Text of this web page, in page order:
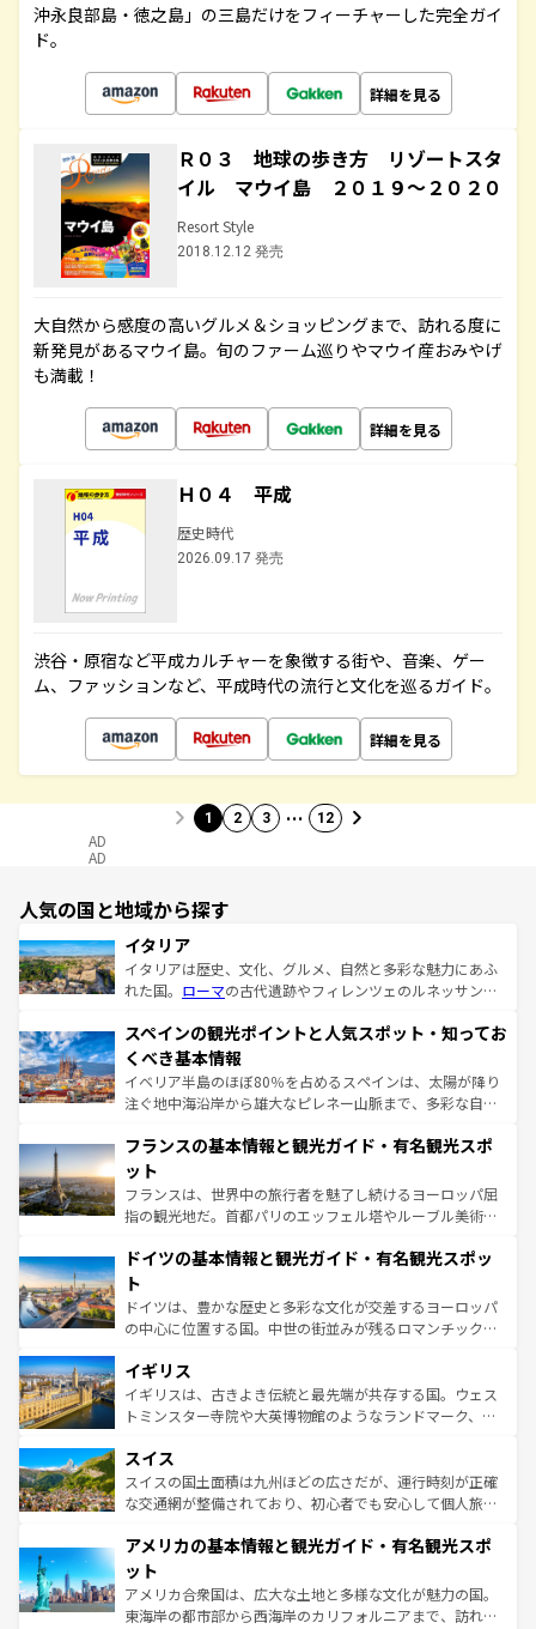
沖永良部島・徳之島」の三島だけをフィーチャーした完全ガイ
ド。
詳細を見る
Ｒ０３ 地球の歩き方 リゾートスタ
イル マウイ島 ２０１９～２０２０
Resort Style
2018.12.12 発売
大自然から感度の高いグルメ＆ショッピングまで、訪れる度に
新発見があるマウイ島。旬のファーム巡りやマウイ産おみやげ
も満載！
詳細を見る
Ｈ０４ 平成
歴史時代
2026.09.17 発売
渋谷・原宿など平成カルチャーを象徴する街や、音楽、ゲー
ム、ファッションなど、平成時代の流行と文化を巡るガイド。
詳細を見る
1 2 3 … 12
AD
AD
人気の国と地域から探す
イタリア
イタリアは歴史、文化、グルメ、自然と多彩な魅力にあふ
れた国。 ローマの古代遺跡やフィレンツェのルネッサンス
ろん、トスカーナの美しい田園風景やアマルフィ海岸の絶
景など、自然景観も見逃せない。観光の合間には、本場の
ピザやパスタなど、絶品のイタリア料理を堪能することも
できる。朝目覚めてから夜眠るまで、すべての瞬間を楽し
なお、新着のイタリア情報はコンテンツ一覧を参照してほ
しい。
スペインの観光ポイントと人気スポット・知ってお
くべき基本情報
イベリア半島のほぼ80％を占めるスペインは、太陽が降り
注ぐ地中海沿岸から雄大なピレネー山脈まで、多彩な自然
文化が根付くこの国では、情熱的なフラメンコ、熱気あふ
れる闘牛、そして美味しいタパスが生活の一部となってい
る。首都マドリードの洗練された雰囲気や、バルセロナの
アートに溢れた街角から、地方では古代ローマ遺跡や中世
せる。地方によって風土や気候が異なるスペインはその個
ンテンツ一覧 を参照してほしい。
フランスの基本情報と観光ガイド・有名観光スポ
ット
フランスは、世界中の旅行者を魅了し続けるヨーロッパ屈
指の観光地だ。首都パリのエッフェル塔やルーブル美術館
で、幅広い魅力が詰まっている。華麗な宮殿、歴史的な大
聖堂、美しいビーチ、そして豊かな自然が、訪れる者を心
から魅了する。また、フランスは美食の国としても知ら
れ、フランス料理はユネスコ無形文化遺産にも登録されて
香り高いラベンダー畑など、多彩な楽しみ方が可能だ。さ
らに、パリ以外の地域にも魅力が溢れており、どの街角に
も豊かな歴史と文化が息づいている。パリ以外の個性あふ
を参照してほしい。
ドイツの基本情報と観光ガイド・有名観光スポッ
ト
ドイツは、豊かな歴史と多彩な文化が交差するヨーロッパ
の中心に位置する国。中世の街並みが残るロマンチック街
顔を持つこの国は、どこを歩いても飽きることがない。ベ
ルリンの文化的活気、バイエルン州のアルプスの絶景、そ
してライン川沿いのワイン畑といった風景は必見。ビール
は、お酒好きな人にはぜひ体験してほしい。 なお、新着の
ドイツ情報はコンテンツ一覧を参照してほしい。
イギリス
イギリスは、古きよき伝統と最先端が共存する国。ウェス
トミンスター寺院や大英博物館のようなランドマーク、歴
リアごとに異なる魅力がある。また、優雅なアフタヌーン
ティー、ビール好きにはたまらない英国パブ、サッカー観
戦など、本場だからこそできる体験も豊富。イギリスを旅
ンツ一覧を参照してほしい。
スイス
スイスの国土面積は九州ほどの広さだが、運行時刻が正確
な交通網が整備されており、初心者でも安心して個人旅行
の建物がそのまま残る町や、スイスならではのユニークな
博物館もあり、アルプス観光だけでなく町歩きも満喫する
ことができる。国民の所得が高いため物価も高いが、旅行
者向けの交通パス提供のサービスもあり、うまく活用すれ
アメリカの基本情報と観光ガイド・有名観光スポ
ット
アメリカ合衆国は、広大な土地と多様な文化が魅力の国。
東海岸の都市部から西海岸のカリフォルニアまで、訪れる